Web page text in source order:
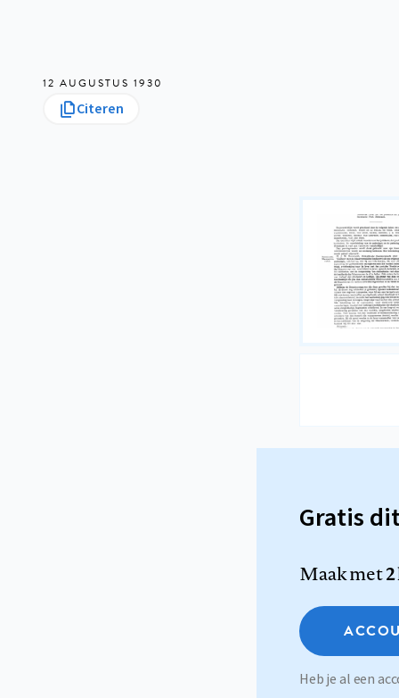
12 AUGUSTUS 1930
Citeren
Gratis
Maak met
Heb je al een